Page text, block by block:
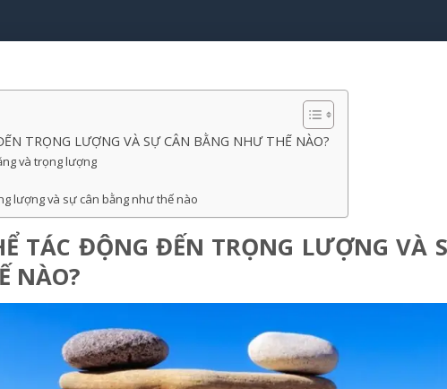
TRỌNG LƯỢNG VÀ SỰ CÂN BẰNG NHƯ THẾ NÀO?
và trọng lượng
lượng và sự cân bằng như thế nào
TÁC ĐỘNG ĐẾN TRỌNG LƯỢNG VÀ
NÀO?